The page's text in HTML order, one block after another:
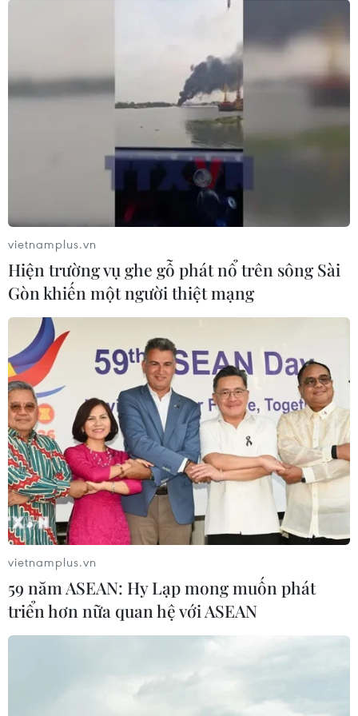
vietnamplus.vn
Hiện trường vụ ghe gỗ phát nổ trên sông Sài
Gòn khiến một người thiệt mạng
vietnamplus.vn
59 năm ASEAN: Hy Lạp mong muốn phát
triển hơn nữa quan hệ với ASEAN